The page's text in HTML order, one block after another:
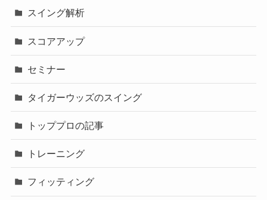
スイング解析
スコアアップ
セミナー
タイガーウッズのスイング
トッププロの記事
トレーニング
フィッティング